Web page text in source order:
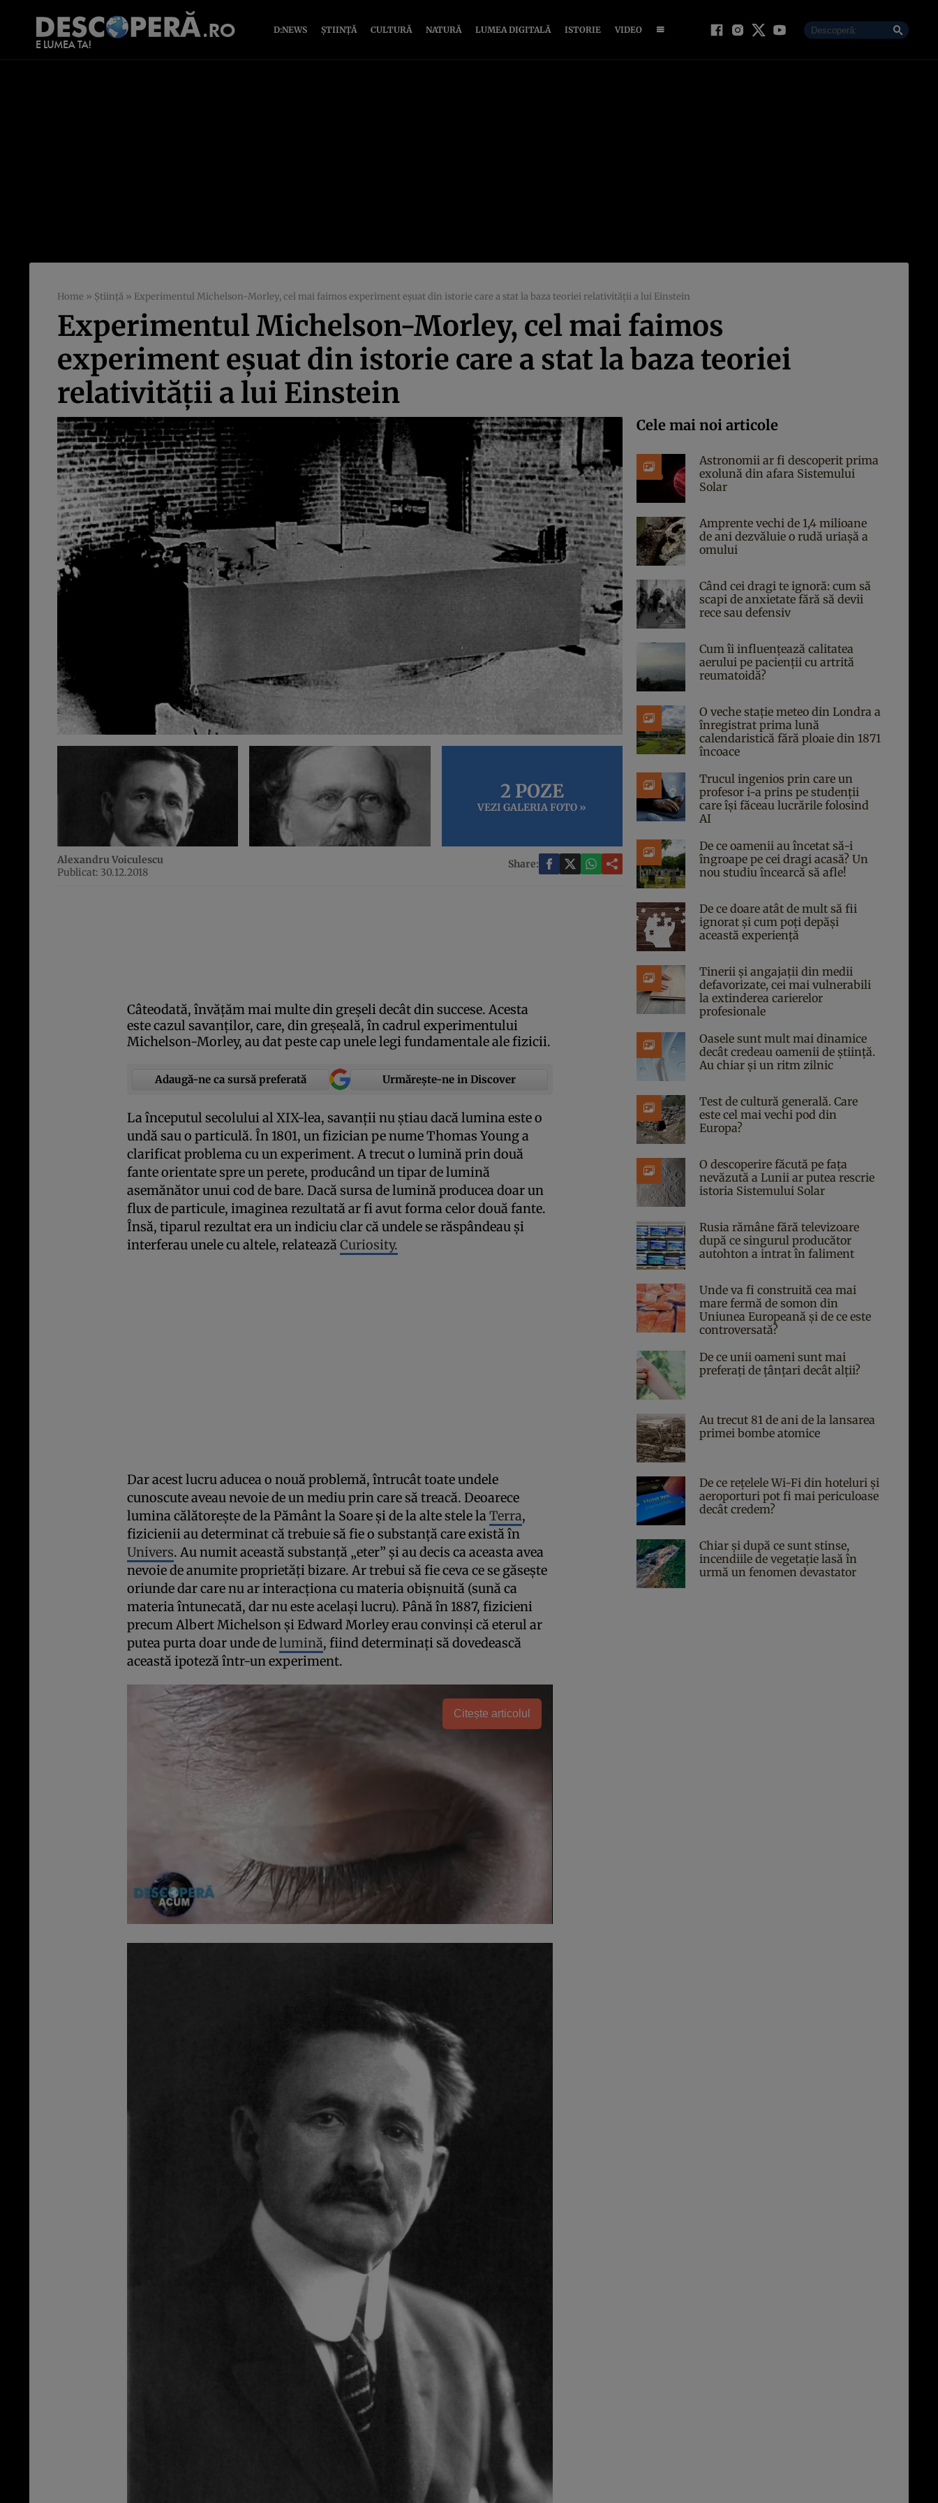
D:NEWS ȘTIINȚĂ CULTURĂ NATURĂ LUMEA DIGITALĂ ISTORIE VIDEO
Home » Știință » Experimentul Michelson-Morley, cel mai faimos experiment eşuat din istorie care a stat la baza teoriei relativităţii a lui Einstein
Experimentul Michelson-Morley, cel mai faimos
experiment eşuat din istorie care a stat la baza teoriei
relativităţii a lui Einstein
2 POZE
VEZI GALERIA FOTO »
Alexandru Voiculescu
Publicat: 30.12.2018
Share:
Câteodată, învăţăm mai multe din greşeli decât din succese. Acesta
este cazul savanţilor, care, din greşeală, în cadrul experimentului
Michelson-Morley, au dat peste cap unele legi fundamentale ale fizicii.
Adaugă-ne ca sursă preferată Urmărește-ne in Discover
La începutul secolului al XIX-lea, savanţii nu ştiau dacă lumina este o
undă sau o particulă. În 1801, un fizician pe nume Thomas Young a
clarificat problema cu un experiment. A trecut o lumină prin două
fante orientate spre un perete, producând un tipar de lumină
asemănător unui cod de bare. Dacă sursa de lumină producea doar un
flux de particule, imaginea rezultată ar fi avut forma celor două fante.
Însă, tiparul rezultat era un indiciu clar că undele se răspândeau şi
interferau unele cu altele, relateazăCuriosity.
Dar acest lucru aducea o nouă problemă, întrucât toate undele
cunoscute aveau nevoie de un mediu prin care să treacă. Deoarece
lumina călătoreşte de la Pământ la Soare şi de la alte stele laTerra,
fizicienii au determinat că trebuie să fie o substanţă care există în
Univers. Au numit această substanţă „eter” şi au decis ca aceasta avea
nevoie de anumite proprietăţi bizare. Ar trebui să fie ceva ce se găseşte
oriunde dar care nu ar interacţiona cu materia obişnuită (sună ca
materia întunecată, dar nu este acelaşi lucru). Până în 1887, fizicieni
precum Albert Michelson şi Edward Morley erau convinşi că eterul ar
putea purta doar unde delumină, fiind determinaţi să dovedească
această ipoteză într-un experiment.
Citește articolul
Cele mai noi articole
Astronomii ar fi descoperit prima
exolună din afara Sistemului
Solar
Amprente vechi de 1,4 milioane
de ani dezvăluie o rudă uriașă a
omului
Când cei dragi te ignoră: cum să
scapi de anxietate fără să devii
rece sau defensiv
Cum îi influențează calitatea
aerului pe pacienții cu artrită
reumatoidă?
O veche stație meteo din Londra a
înregistrat prima lună
calendaristică fără ploaie din 1871
încoace
Trucul ingenios prin care un
profesor i-a prins pe studenții
care își făceau lucrările folosind
AI
De ce oamenii au încetat să-i
îngroape pe cei dragi acasă? Un
nou studiu încearcă să afle!
De ce doare atât de mult să fii
ignorat și cum poți depăși
această experiență
Tinerii și angajații din medii
defavorizate, cei mai vulnerabili
la extinderea carierelor
profesionale
Oasele sunt mult mai dinamice
decât credeau oamenii de știință.
Au chiar și un ritm zilnic
Test de cultură generală. Care
este cel mai vechi pod din
Europa?
O descoperire făcută pe fața
nevăzută a Lunii ar putea rescrie
istoria Sistemului Solar
Rusia rămâne fără televizoare
după ce singurul producător
autohton a intrat în faliment
Unde va fi construită cea mai
mare fermă de somon din
Uniunea Europeană și de ce este
controversată?
De ce unii oameni sunt mai
preferați de țânțari decât alții?
Au trecut 81 de ani de la lansarea
primei bombe atomice
De ce rețelele Wi-Fi din hoteluri și
aeroporturi pot fi mai periculoase
decât credem?
Chiar și după ce sunt stinse,
incendiile de vegetație lasă în
urmă un fenomen devastator